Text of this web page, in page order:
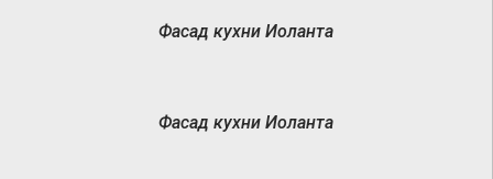
Фасад кухни Иоланта
Фасад кухни Иоланта